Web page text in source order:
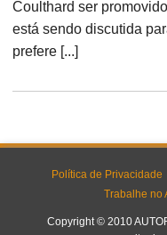
Coulthard ser
está sendo discutida
prefere [...]
Política de Privacidade
Trabalhe no
Copyright © 2010